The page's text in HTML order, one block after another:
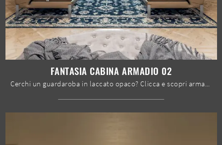
FANTASIA CABINA ARMADIO 02